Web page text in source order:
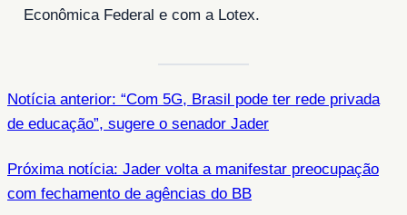
Econômica Federal e com a Lotex.
Notícia anterior: “Com 5G, Brasil pode ter rede privada
de educação”, sugere o senador Jader
Próxima notícia: Jader volta a manifestar preocupação
com fechamento de agências do BB